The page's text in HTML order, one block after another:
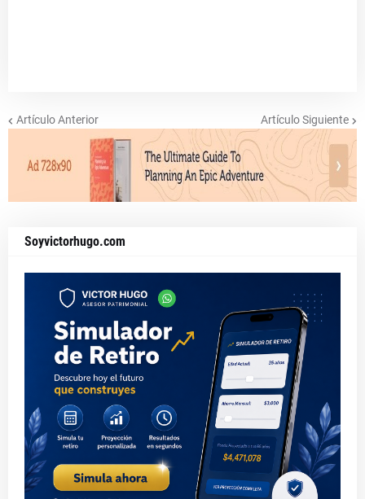
Artículo Anterior Artículo Siguiente
Soyvictorhugo.com